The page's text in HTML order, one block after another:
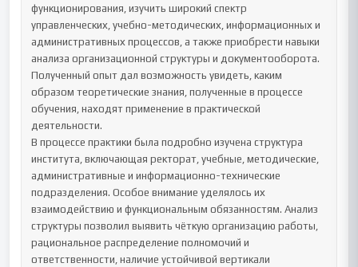
функционирования, изучить широкий спектр
управленческих, учебно-методических, информационных и
административных процессов, а также приобрести навыки
анализа организационной структуры и документооборота.
Полученный опыт дал возможность увидеть, каким
образом теоретические знания, полученные в процессе
обучения, находят применение в практической
деятельности.
В процессе практики была подробно изучена структура
института, включающая ректорат, учебные, методические,
административные и информационно-технические
подразделения. Особое внимание уделялось их
взаимодействию и функциональным обязанностям. Анализ
структуры позволил выявить чёткую организацию работы,
рациональное распределение полномочий и
ответственности, наличие устойчивой вертикали